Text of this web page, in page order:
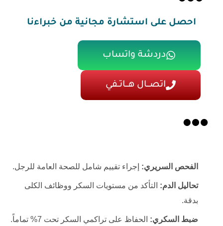
احصل على استشارة مجانية من خبراءنا
دردشة واتساب
اتصـــال هـــاتــفي
الفحص السريري: إجراء تقييم شامل للصحة العامة للرجل.
تحاليل الدم: التأكد من مستويات السكر ووظائف الكلى
بدقة.
ضبط السكري: الحفاظ على تراكمي السكر تحت 7% تماماً.